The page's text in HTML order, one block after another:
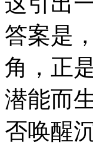
答案是
角，正
潜能而
否唤醒